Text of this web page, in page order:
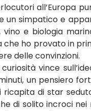
all’Europa
un simpatico e
vino e biologia
che ho provato in
delle convinzioni.
vince
un pensiero
ricapita di star
di solito incroci